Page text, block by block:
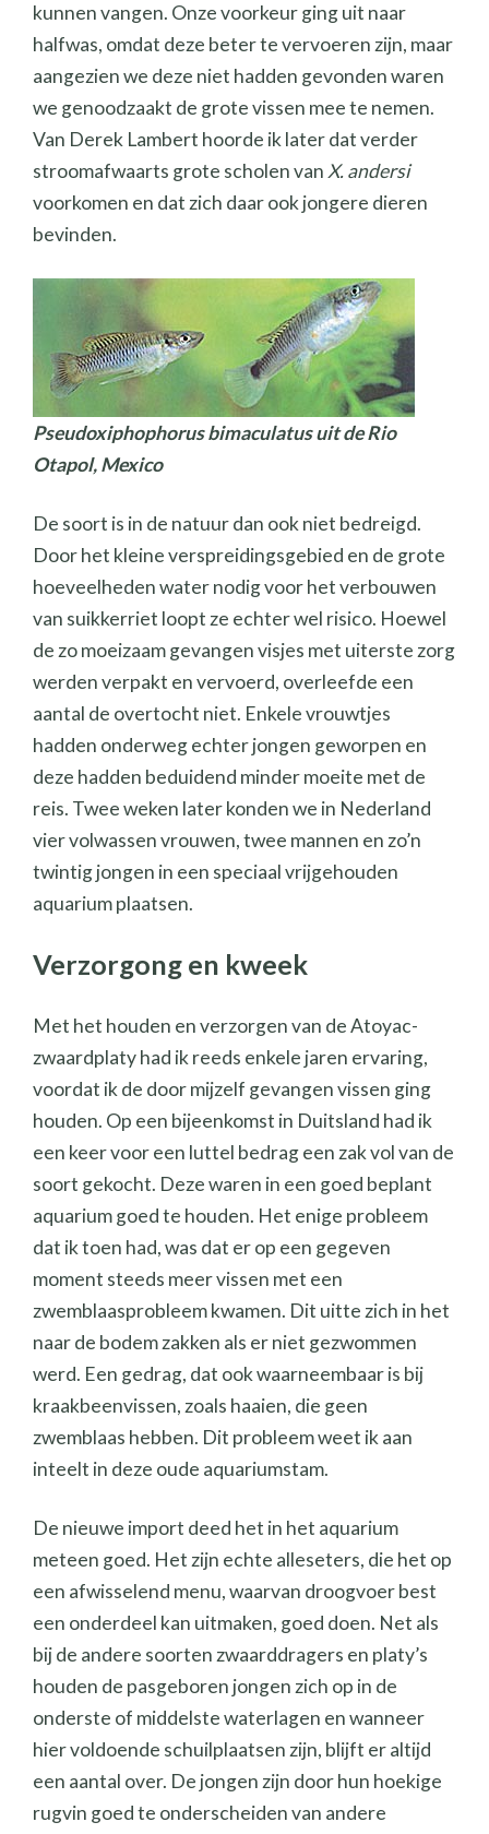
kunnen vangen. Onze voorkeur ging uit naar
halfwas, omdat deze beter te vervoeren zijn, maar
aangezien we deze niet hadden gevonden waren
we genoodzaakt de grote vissen mee te nemen.
Van Derek Lambert hoorde ik later dat verder
stroomafwaarts grote scholen vanX. andersi
voorkomen en dat zich daar ook jongere dieren
bevinden.
Pseudoxiphophorus bimaculatus uit de Rio
Otapol, Mexico
De soort is in de natuur dan ook niet bedreigd.
Door het kleine verspreidingsgebied en de grote
hoeveelheden water nodig voor het verbouwen
van suikkerriet loopt ze echter wel risico. Hoewel
de zo moeizaam gevangen visjes met uiterste zorg
werden verpakt en vervoerd, overleefde een
aantal de overtocht niet. Enkele vrouwtjes
hadden onderweg echter jongen geworpen en
deze hadden beduidend minder moeite met de
reis. Twee weken later konden we in Nederland
vier volwassen vrouwen, twee mannen en zo’n
twintig jongen in een speciaal vrijgehouden
aquarium plaatsen.
Verzorgong en kweek
Met het houden en verzorgen van de Atoyac-
zwaardplaty had ik reeds enkele jaren ervaring,
voordat ik de door mijzelf gevangen vissen ging
houden. Op een bijeenkomst in Duitsland had ik
een keer voor een luttel bedrag een zak vol van de
soort gekocht. Deze waren in een goed beplant
aquarium goed te houden. Het enige probleem
dat ik toen had, was dat er op een gegeven
moment steeds meer vissen met een
zwemblaasprobleem kwamen. Dit uitte zich in het
naar de bodem zakken als er niet gezwommen
werd. Een gedrag, dat ook waarneembaar is bij
kraakbeenvissen, zoals haaien, die geen
zwemblaas hebben. Dit probleem weet ik aan
inteelt in deze oude aquariumstam.
De nieuwe import deed het in het aquarium
meteen goed. Het zijn echte alleseters, die het op
een afwisselend menu, waarvan droogvoer best
een onderdeel kan uitmaken, goed doen. Net als
bij de andere soorten zwaarddragers en platy’s
houden de pasgeboren jongen zich op in de
onderste of middelste waterlagen en wanneer
hier voldoende schuilplaatsen zijn, blijft er altijd
een aantal over. De jongen zijn door hun hoekige
rugvin goed te onderscheiden van andere